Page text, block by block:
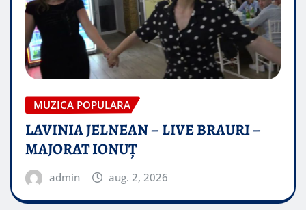
MUZICA POPULARA
LAVINIA JELNEAN – LIVE BRAURI –
MAJORAT IONUŢ
admin aug. 2, 2026